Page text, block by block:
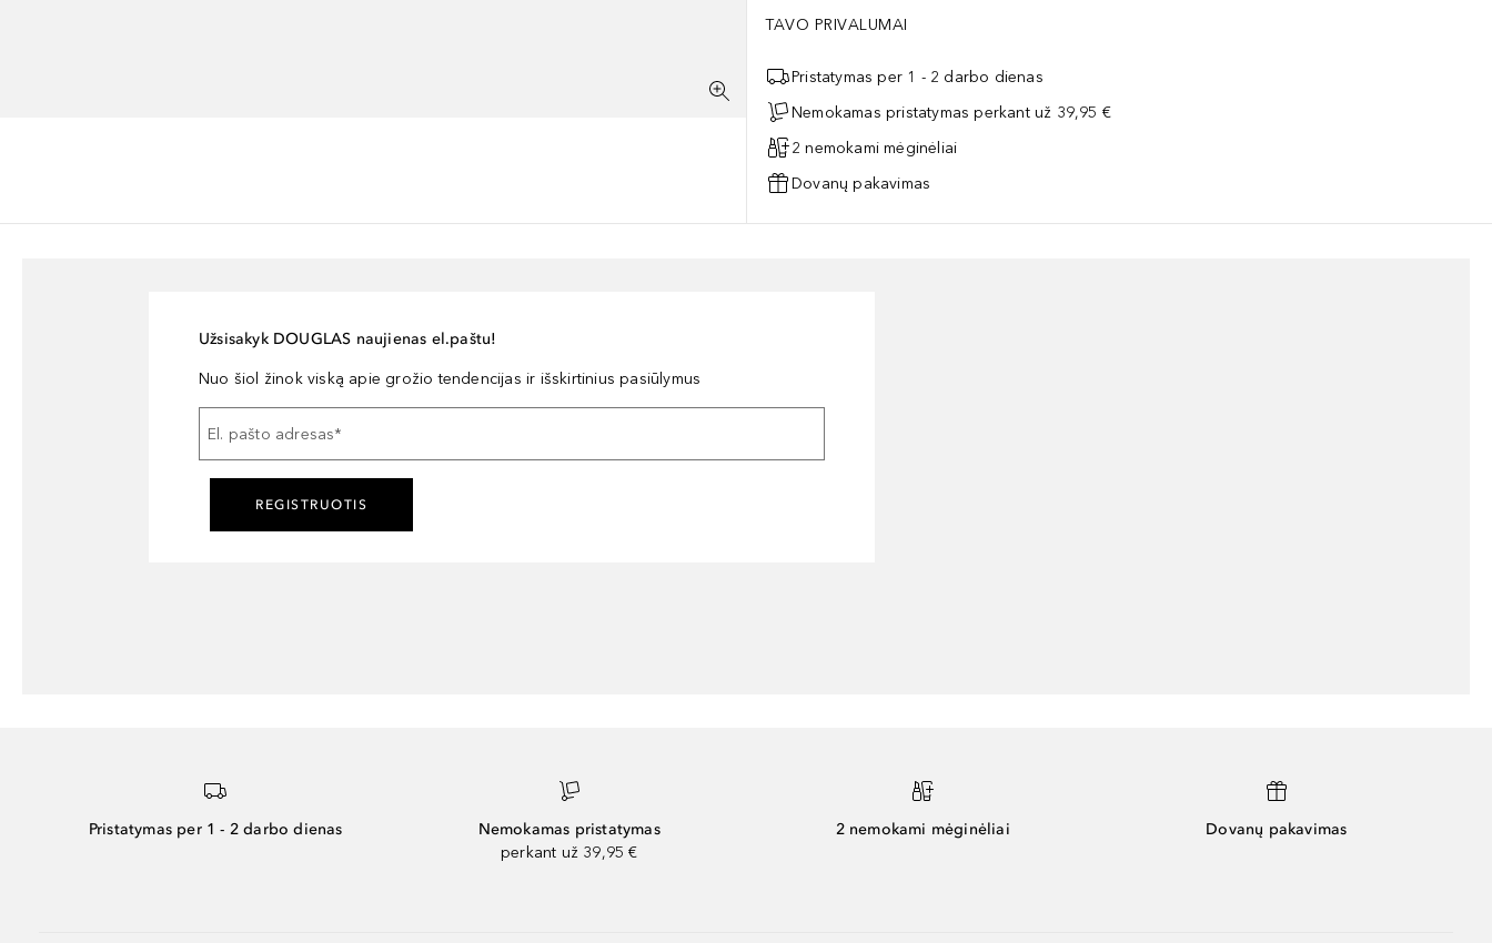
TAVO PRIVALUMAI
Pristatymas per 1 - 2 darbo dienas
Nemokamas pristatymas perkant už 39,95 €
2 nemokami mėginėliai
Dovanų pakavimas
Užsisakyk DOUGLAS naujienas el.paštu!
Nuo šiol žinok viską apie grožio tendencijas ir išskirtinius pasiūlymus
El. pašto adresas*
REGISTRUOTIS
Pristatymas per 1 - 2 darbo dienas
Nemokamas pristatymas
perkant už 39,95 €
2 nemokami mėginėliai Dovanų pakavimas